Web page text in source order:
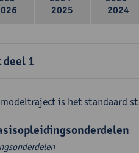
2025
2024
1
modeltraject is het standaard